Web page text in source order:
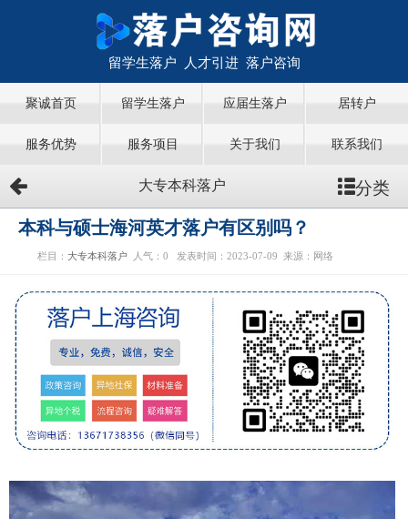
留学生落户 人才引进 落户咨询
聚诚首页 留学生落户 应届生落户 居转户
服务优势 服务项目 关于我们 联系我们
大专本科落户 分类
本科与硕士海河英才落户有区别吗？
栏目： 大专本科落户 人气： 0 发表时间：2023-07-09 来源：网络